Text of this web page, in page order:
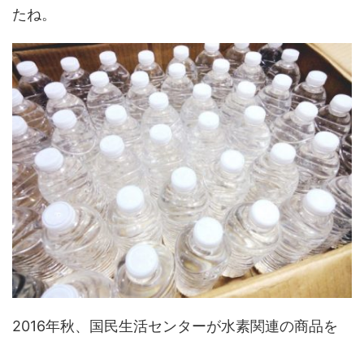
たね。
2016年秋、 国民生活センターが水素関連の商品を